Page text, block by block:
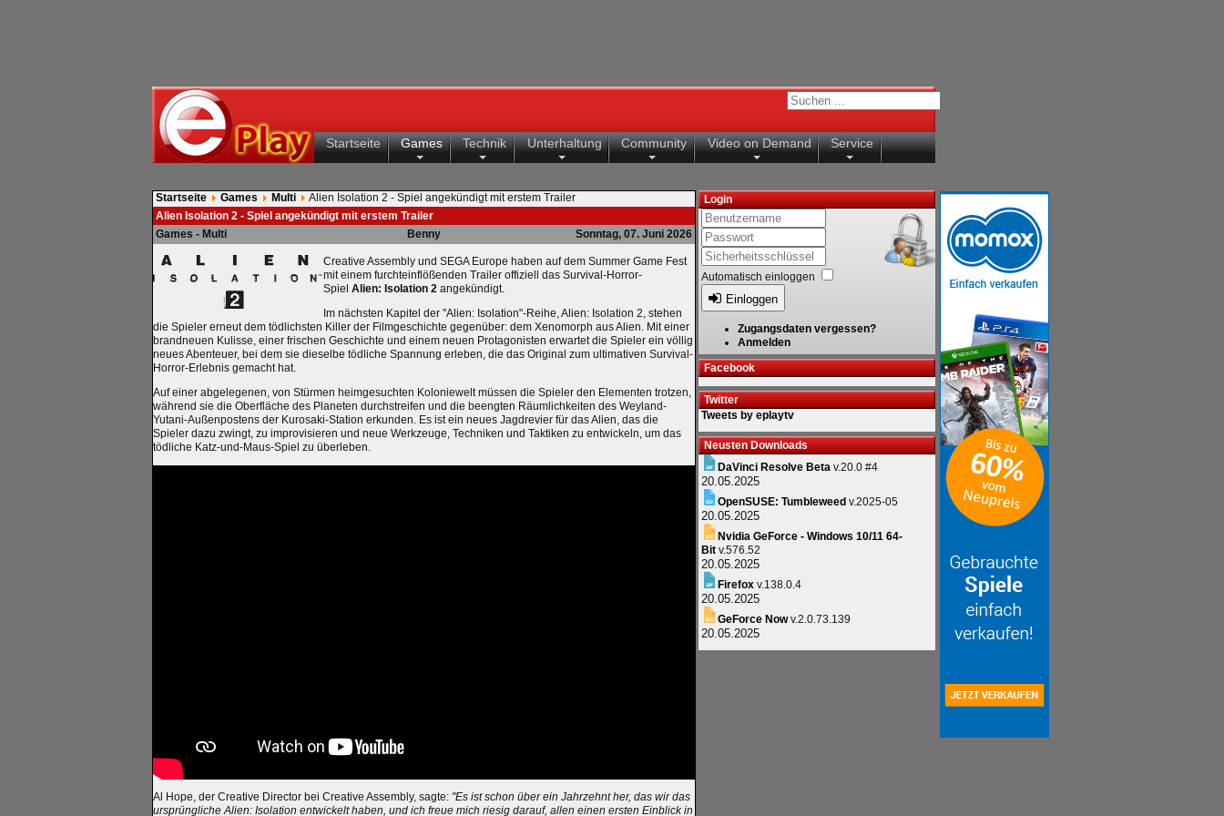
Startseite Games Technik Unterhaltung Community Video on Demand Service
Startseite Games Multi
Alien Isolation 2 - Spiel angekündigt mit erstem Trailer
Alien Isolation 2 - Spiel angekündigt mit erstem Trailer
Games - Multi
Benny Sonntag, 07. Juni 2026
Creative Assembly und SEGA Europe haben auf dem Summer Game Fest
mit einem furchteinflößenden Trailer offiziell das Survival-Horror-
Spiel Alien: Isolation 2 angekündigt.
Im nächsten Kapitel der "Alien: Isolation"-Reihe, Alien: Isolation 2, stehen
die Spieler erneut dem tödlichsten Killer der Filmgeschichte gegenüber: dem Xenomorph aus Alien. Mit einer
brandneuen Kulisse, einer frischen Geschichte und einem neuen Protagonisten erwartet die Spieler ein völlig
neues Abenteuer, bei dem sie dieselbe tödliche Spannung erleben, die das Original zum ultimativen Survival-
Horror-Erlebnis gemacht hat.
Auf einer abgelegenen, von Stürmen heimgesuchten Koloniewelt müssen die Spieler den Elementen trotzen,
während sie die Oberfläche des Planeten durchstreifen und die beengten Räumlichkeiten des Weyland-
Yutani-Außenpostens der Kurosaki-Station erkunden. Es ist ein neues Jagdrevier für das Alien, das die
Spieler dazu zwingt, zu improvisieren und neue Werkzeuge, Techniken und Taktiken zu entwickeln, um das
tödliche Katz-und-Maus-Spiel zu überleben.
Al Hope, der Creative Director bei Creative Assembly, sagte: "Es ist schon über ein Jahrzehnt her, das wir das
ursprüngliche Alien: Isolation entwickelt haben, und ich freue mich riesig darauf, allen einen ersten Einblick in
Login
Automatisch einloggen
Einloggen
Zugangsdaten vergessen?
Anmelden
Facebook
Twitter
Tweets by eplaytv
Neusten Downloads
DaVinci Resolve Beta v.20.0 #4
20.05.2025
OpenSUSE: Tumbleweed v.2025-05
20.05.2025
Nvidia GeForce - Windows 10/11 64-
Bit v.576.52
20.05.2025
Firefox v.138.0.4
20.05.2025
GeForce Nowv.2.0.73.139
20.05.2025